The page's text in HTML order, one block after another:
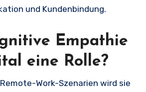
und Kundenbindung.
Empathie
eine Rolle?
Work-Szenarien wird sie